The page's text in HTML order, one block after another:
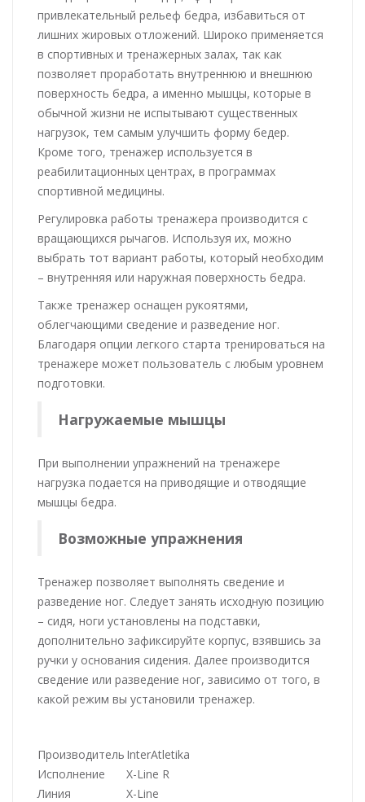
привлекательный рельеф бедра, избавиться от
лишних жировых отложений. Широко применяется
в спортивных и тренажерных залах, так как
позволяет проработать внутреннюю и внешнюю
поверхность бедра, а именно мышцы, которые в
обычной жизни не испытывают существенных
нагрузок, тем самым улучшить форму бедер.
Кроме того, тренажер используется в
реабилитационных центрах, в программах
спортивной медицины.
Регулировка работы тренажера производится с
вращающихся рычагов. Используя их, можно
выбрать тот вариант работы, который необходим
– внутренняя или наружная поверхность бедра.
Также тренажер оснащен рукоятями,
облегчающими сведение и разведение ног.
Благодаря опции легкого старта тренироваться на
тренажере может пользователь с любым уровнем
подготовки.
Нагружаемые мышцы
При выполнении упражнений на тренажере
нагрузка подается на приводящие и отводящие
мышцы бедра.
Возможные упражнения
Тренажер позволяет выполнять сведение и
разведение ног. Следует занять исходную позицию
– сидя, ноги установлены на подставки,
дополнительно зафиксируйте корпус, взявшись за
ручки у основания сидения. Далее производится
сведение или разведение ног, зависимо от того, в
какой режим вы установили тренажер.
Производитель InterAtletika
Исполнение
X-Line R
Линия
X-Line